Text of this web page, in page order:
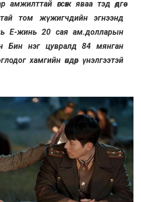
өгсөж яваа тэд өдгөө
том жүжигчдийн эгнээнд
Е-жинь 20 сая ам.долларын
Бин нэг цувралд 84 мянган
хамгийн өндөр үнэлгээтэй